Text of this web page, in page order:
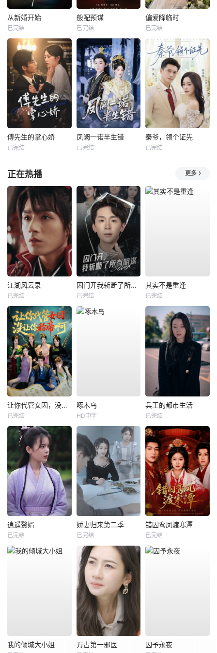
从新婚开始
已完结
般配预谋
已完结
偏爱降临时
已完结
傅先生的掌心娇
已完结
凤阙一诺半生错
已完结
秦爷，领个证先
已完结
正在热播 更多
江湖风云录
已完结
囚门开我斩断了所有阴谋
已完结
其实不是重逢
已完结
让你代管女囚，没让你称帝啊
已完结
啄木鸟
HD中字
兵王的都市生活
已完结
逍遥赘婿
已完结
娇妻归来第二季
已完结
错囚鸾凤渡寒潭
已完结
我的倾城大小姐 万古第一邪医 囚予永夜